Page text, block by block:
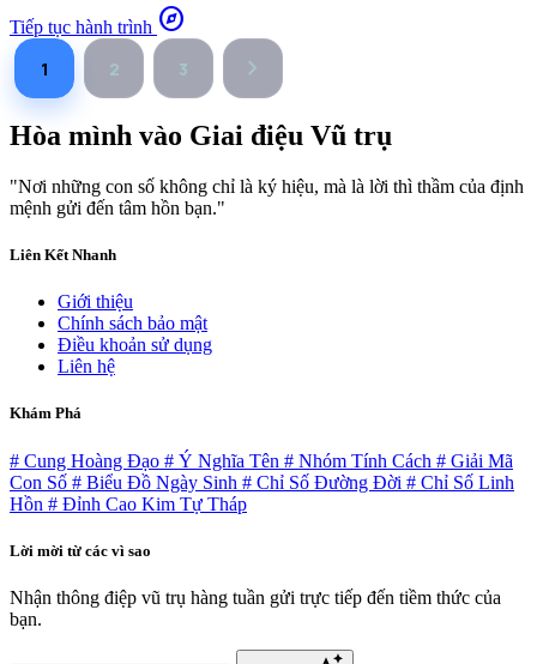
Tiếp tục hành trình explore
1 2 3 chevron_right
Hòa mình vào Giai điệu Vũ trụ
"Nơi những con số không chỉ là ký hiệu, mà là lời thì thầm của định
mệnh gửi đến tâm hồn bạn."
Liên Kết Nhanh
Giới thiệu
Chính sách bảo mật
Điều khoản sử dụng
Liên hệ
Khám Phá
# Cung Hoàng Đạo # Ý Nghĩa Tên # Nhóm Tính Cách # Giải Mã
Con Số # Biểu Đồ Ngày Sinh # Chỉ Số Đường Đời # Chỉ Số Linh
Hồn # Đỉnh Cao Kim Tự Tháp
Lời mời từ các vì sao
Nhận thông điệp vũ trụ hàng tuần gửi trực tiếp đến tiềm thức của
bạn.